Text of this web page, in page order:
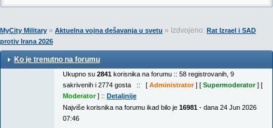
MyCity Military » Aktuelna vojna dešavanja u svetu » Izdvojeno: Rat Izrael i SAD
protiv Irana 2026
Ko je trenutno na forumu
Ukupno su 2841 korisnika na forumu :: 58 registrovanih, 9
sakrivenih i 2774 gosta :: [ Administrator] [ Supermoderator] [
Moderator] :: Detaljnije
Najviše korisnika na forumu ikad bilo je 16981 - dana 24 Jun 2026
07:46